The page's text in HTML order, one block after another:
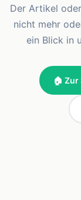
Der Artikel
nicht mehr
ein Blick in
🏠